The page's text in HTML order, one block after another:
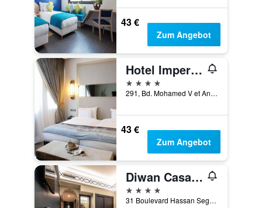
43 €
Zum Angebot
Hotel Imperial Casablanca
4 Sterne
291, Bd. Mohamed V et Angle Azilal, Casablanca, Marokko
43 €
Zum Angebot
Diwan Casablanca Hotel & Spa
4 Sterne
31 Boulevard Hassan Seghir, Casablanca, Marokko